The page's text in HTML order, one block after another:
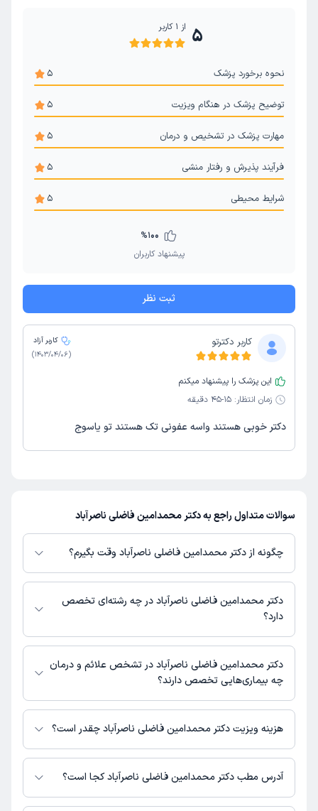
5 از 1 کاربر
نحوه برخورد پزشک 5
توضیح پزشک در هنگام ویزیت 5
مهارت پزشک در تشخیص و درمان 5
فرآیند پذیرش و رفتار منشی 5
شرایط محیطی 5
%100
پیشنهاد کاربران
ثبت نظر
کاربر دکترتو
کاربر آزاد
(
1403/04/06
)
این پزشک را پیشنهاد میکنم
زمان انتظار: 15-45 دقیقه
دکتر خوبی هستند واسه عفونی تک هستند تو یاسوج
سوالات متداول راجع به دکتر محمدامین فاضلی ناصرآباد
چگونه از دکتر محمدامین فاضلی ناصرآباد وقت بگیرم؟
در صورتی کهدکتر محمدامین فاضلی ناصرآباددارای پروفایل فعال و نوبت‌دهی
باز در پلتفرم دکترتو باشند، می‌توانید از طریق این پلتفرم برای دریافت نوبت اقدام
کنید. در صورت فعال بودن پروفایل پزشک در دکترتو، امکان مشاهده نوبت‌های
کاری و سایر اطلاعات مرتبط با خدمات پزشکی و نوبت‌گیری ممکن است در پروفایل
ایشان در دکترتو در دسترس باشد
دکتر محمدامین فاضلی ناصرآباد در چه رشته‌ای تخصص
دارد؟
دکتر محمدامین فاضلی ناصرآباد در رشته‌های زیر (پزشکی) تخصص دارند:
عمومی
دکتر محمدامین فاضلی ناصرآباد در تشخص علائم و درمان
چه بیماری‌هایی تخصص دارند؟
دکتر محمدامین فاضلی ناصرآباد در تشخیص علائم و درمان بیماری‌های مرتبط با
عمومی فعالیت می‌کنند.
هزینه ویزیت دکتر محمدامین فاضلی ناصرآباد چقدر است؟
برای اطلاع از هزینه ویزیت دکتر محمدامین فاضلی ناصرآباد، لازم است با مطب
تماس بگیرید.
آدرس مطب دکتر محمدامین فاضلی ناصرآباد کجا است؟
دکتر محمدامین فاضلی ناصرآباد 1 مطب فعال دارند. آدرس مطب‌های دکتر